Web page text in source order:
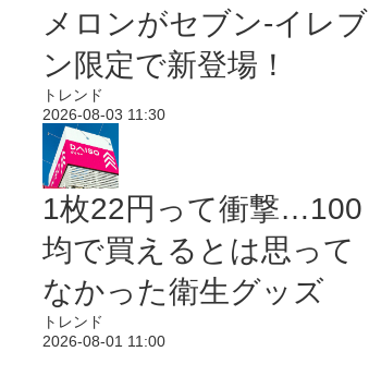
メロンがセブン‐イレブ
ン限定で新登場！
トレンド
2026-08-03 11:30
1枚22円って衝撃…100
均で買えるとは思って
なかった衛生グッズ
トレンド
2026-08-01 11:00